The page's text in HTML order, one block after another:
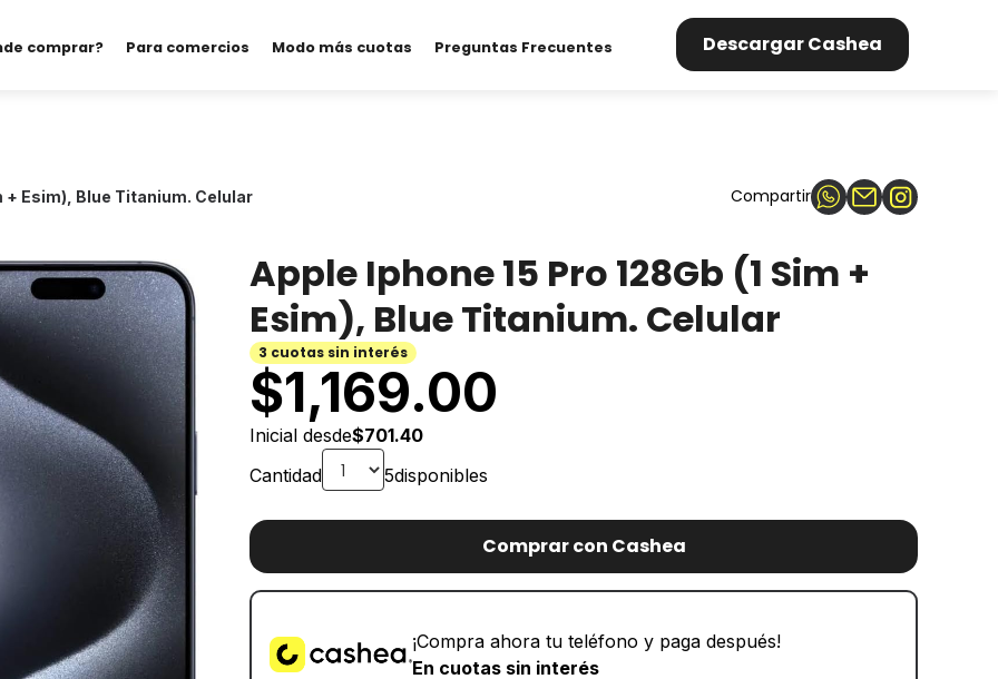
comprar? Para comercios Modo más cuotas Preguntas Frecuentes Descargar Cashea
+ Esim), Blue Titanium. Celular Compartir
Apple Iphone 15 Pro 128Gb (1 Sim +
Esim), Blue Titanium. Celular
3 cuotas sin interés
$1,169.00
Inicial desde$701.40
Cantidad
5disponibles
Comprar con Cashea
¡Compra ahora tu teléfono y paga después!
En cuotas sin interés